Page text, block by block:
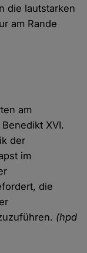
die lautstarken
am Rande
am
XVI.
der
im
die
(hpd